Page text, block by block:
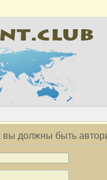
вы должны быть